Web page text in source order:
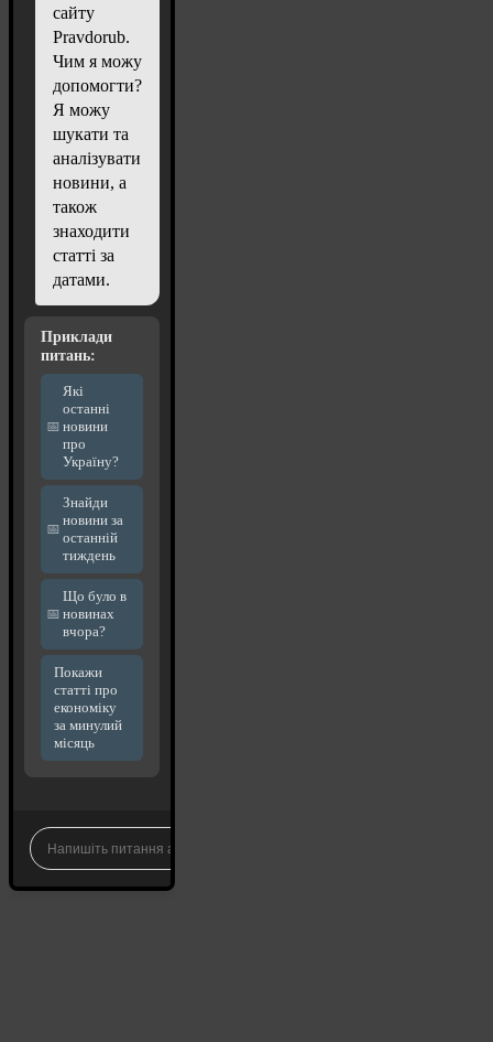
сайту
Pravdorub.
Чим я можу
допомогти?
Я можу
шукати та
аналізувати
новини, а
також
знаходити
статті за
датами.
Приклади
питань:
Які
останні
новини
про
Україну?
Знайди
новини за
останній
тиждень
Що було в
новинах
вчора?
Покажи
статті про
економіку
за минулий
місяць